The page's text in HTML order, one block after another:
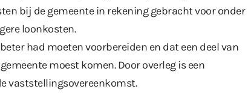
bij de gemeente in rekening gebracht voor onder
loonkosten.
had moeten voorbereiden en dat een deel van
moest komen. Door overleg is een
vaststellingsovereenkomst.